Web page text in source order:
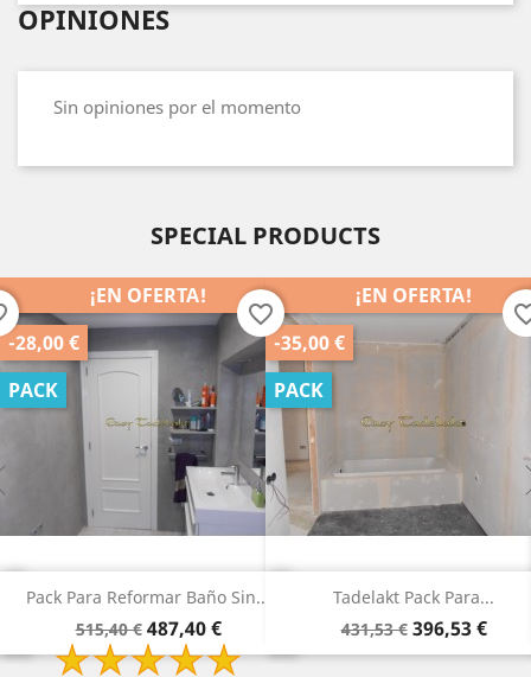
OPINIONES
Sin opiniones por el momento
SPECIAL PRODUCTS
Para Reformar Baño Sin...
base
515,40 €Precio
487,40 €
¡EN OFERTA!
€
favorite_border
Tadelakt Pack Para...
base
431,53 €Precio
396,53 €
¡EN OFERTA!
-35,00 €
PACK
favorite_border
-